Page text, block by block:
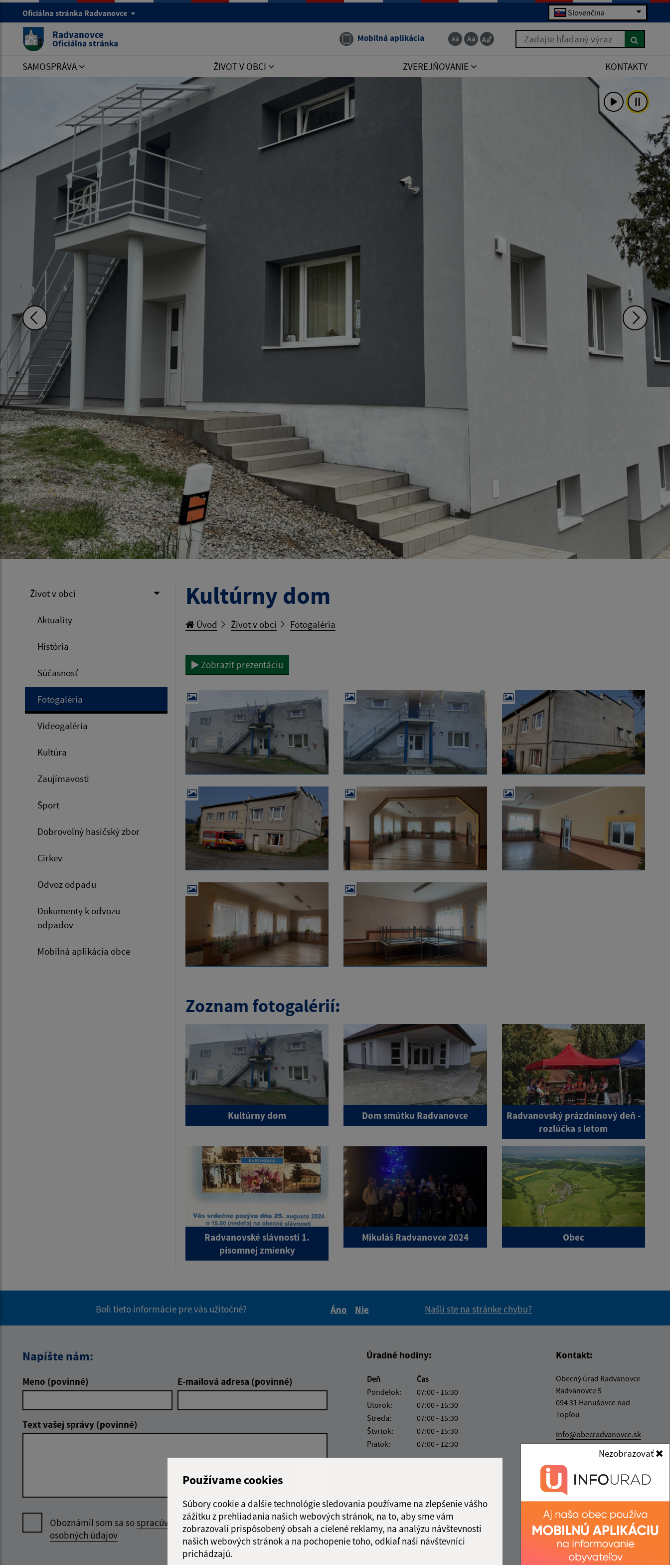
Používame cookies
Súbory cookie a ďalšie technológie sledovania používame na zlepšenie vášho
zážitku z prehliadania našich webových stránok, na to, aby sme vám
zobrazovali prispôsobený obsah a cielené reklamy, na analýzu návštevnosti
našich webových stránok a na pochopenie toho, odkiaľ naši návštevníci
prichádzajú.
Nezobrazovať
Oficiálna stránka Radvanovce Slovenčina
Radvanovce
Oficiálna stránka Mobilná aplikácia Zadajte hľadaný výraz
SAMOSPRÁVA ŽIVOT V OBCI ZVEREJŇOVANIE KONTAKTY
Život v obci
Aktuality
História
Súčasnosť
Fotogaléria
Videogaléria
Kultúra
Zaujímavosti
Šport
Dobrovoľný hasičský zbor
Cirkev
Odvoz odpadu
Dokumenty k odvozu
odpadov
Mobilná aplikácia obce
Kultúrny dom
Úvod Život v obci Fotogaléria
Zobraziť prezentáciu
Zoznam fotogalérií:
Kultúrny dom Dom smútku Radvanovce
Radvanovský prázdninový deň -
rozlúčka s letom
Radvanovské slávnosti 1.
písomnej zmienky
Mikuláš Radvanovce 2024 Obec
Boli tieto informácie pre vás užitočné?
Áno
Nie
Našli ste na stránke chybu?
Napíšte nám:
Meno (povinné) E-mailová adresa (povinné)
Text vašej správy (povinné)
Oboznámil som sa sospracúvaním
osobných údajov
Google reCaptcha Response
Odoslať správu
Úradné hodiny:
Deň
Čas
Pondelok:
07:00 - 15:30
Utorok:
07:00 - 15:30
Streda:
07:00 - 15:30
Štvrtok:
07:00 - 15:30
Piatok:
07:00 - 12:30
Kontakt:
Obecný úrad Radvanovce
Radvanovce 5
094 31 Hanušovce nad
Topľou
info@obecradvanovce.sk
+421 574 452 232
IČO: 00332721